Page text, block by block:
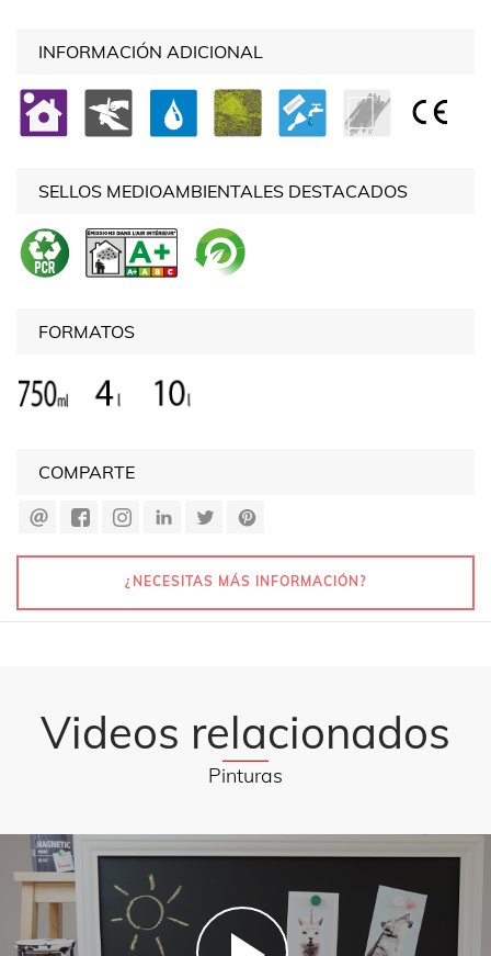
INFORMACIÓN ADICIONAL
SELLOS MEDIOAMBIENTALES DESTACADOS
FORMATOS
COMPARTE
¿NECESITAS MÁS INFORMACIÓN?
Videos relacionados
Pinturas